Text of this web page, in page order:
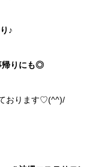
♪
帰りにも◎
おります♡(^^)/